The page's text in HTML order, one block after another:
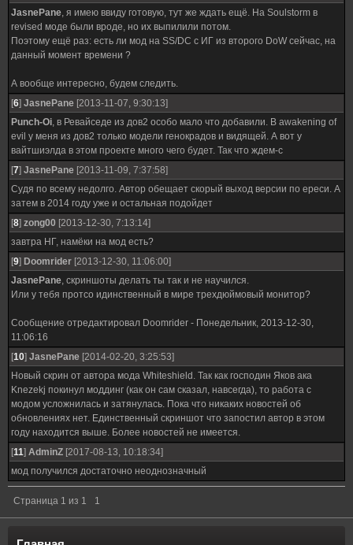
JasnePane, я имею ввиду готовую, тут же ждать ещё. На Soulstorm в
revised моде были вроде, но их выпилили потом.
Поэтому ещё раз: есть ли мод на SS/DC с ИГ из второго DoW сейчас, на
данный момент времени ?
А вообще интересно, будем следить.
[6] JasnePane [2013-11-07, 9:30:13]
Punch-Oi, в Ревайседе из дов2 особо мало что добавили. В awakening of
evil у меня из дов2 только модели генокрадов и видящей. А вот у
вайтшиэлда в этом проекте много чего будет. Так что ждем-с
[7] JasnePane [2013-11-09, 7:37:58]
Судя по всему недолго. Автор обещает скорый выход версии по ереси. А
затем в 2014 году уже и остальная подойдет
[8] zong00 [2013-12-30, 7:13:14]
завтра НГ, намёки на мод есть?
[9] Doomrider [2013-12-30, 11:06:00]
JasnePane, скриншоты делать ты так и не научился.
Или у тебя протсо идинственный в мире трехдюймовый монитор?
Сообщение отредактировал Doomrider - Понедельник, 2013-12-30,
11:06:16
[10] JasnePane [2014-02-20, 3:25:53]
Новый скрин от автора мода Whiteshield. Так как господин Яков ака
Knezekj покинул моддинг (как он сам сказал, навсегда), то работа с
модом усложнилась и затянулась. Пока что никаких новостей об
обновлениях нет. Единственный скриншот что запостил автор в этом
году находится выше. Более новостей не имеется.
[11] AdminZ [2017-08-13, 10:18:34]
мод получился достаточно неоднозначный
Страница 1 из 1 1